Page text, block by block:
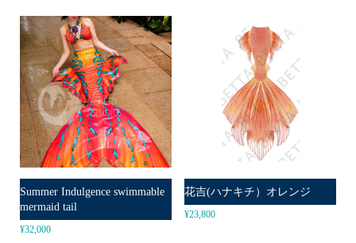
Summer Indulgence swimmable
mermaid tail
¥32,000
花吉(ハナキチ）オレンジ
¥23,800